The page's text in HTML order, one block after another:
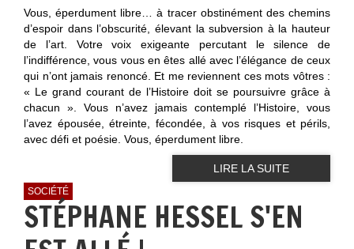
Vous, éperdument libre… à tracer obstinément des chemins
d’espoir dans l’obscurité, élevant la subversion à la hauteur
de l’art. Votre voix exigeante percutant le silence de
l’indifférence, vous vous en êtes allé avec l’élégance de ceux
qui n’ont jamais renoncé. Et me reviennent ces mots vôtres :
« Le grand courant de l’Histoire doit se poursuivre grâce à
chacun ». Vous n’avez jamais contemplé l’Histoire, vous
l’avez épousée, étreinte, fécondée, à vos risques et périls,
avec défi et poésie. Vous, éperdument libre.
LIRE LA SUITE
SOCIÉTÉ
STÉPHANE HESSEL S'EN